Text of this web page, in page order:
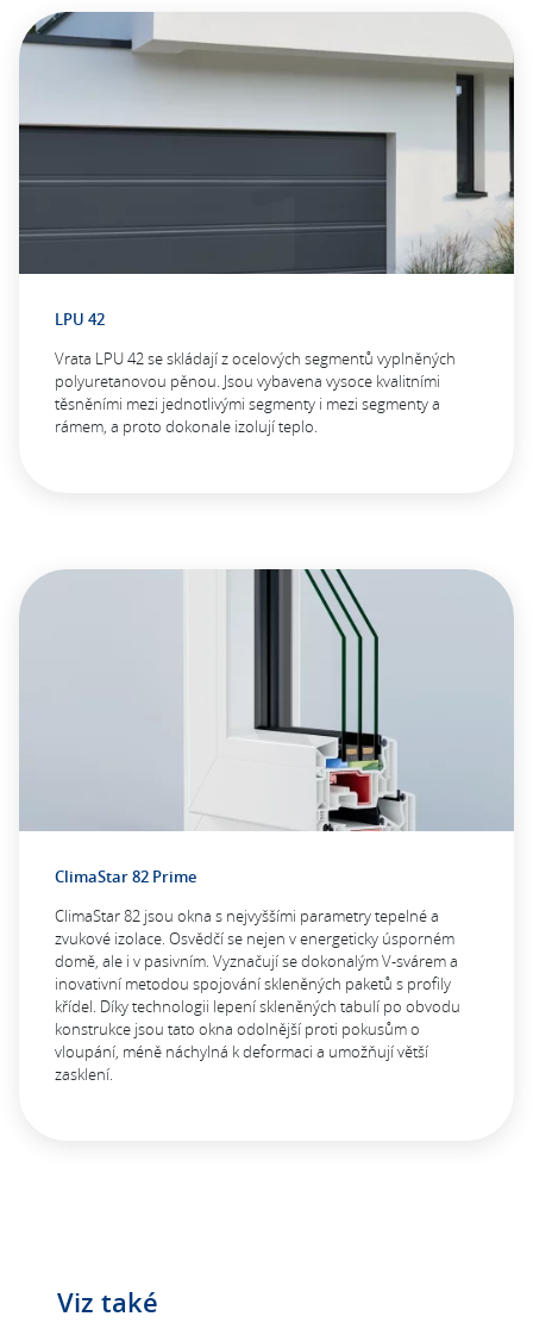
LPU 42
Vrata LPU 42 se skládají z ocelových segmentů vyplněných
polyuretanovou pěnou. Jsou vybavena vysoce kvalitními
těsněními mezi jednotlivými segmenty i mezi segmenty a
rámem, a proto dokonale izolují teplo.
ClimaStar 82 Prime
ClimaStar 82 jsou okna s nejvyššími parametry tepelné a
zvukové izolace. Osvědčí se nejen v energeticky úsporném
domě, ale i v pasivním. Vyznačují se dokonalým V-svárem a
inovativní metodou spojování skleněných paketů s profily
křídel. Díky technologii lepení skleněných tabulí po obvodu
konstrukce jsou tato okna odolnější proti pokusům o
vloupání, méně náchylná k deformaci a umožňují větší
zasklení.
Viz také